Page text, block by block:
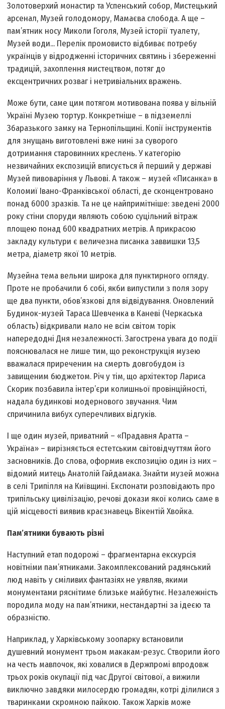
Золотоверхий монастир та Успенський собор, Мистецький
арсенал, Музей голодомору, Мамаєва слобода. А ще –
пам’ятник носу Миколи Гоголя, Музей історії туалету,
Музей води... Перелік промовисто відбиває потребу
українців у відродженні історичних святинь і збереженні
традицій, захоплення мистецтвом, потяг до
ексцентричних розваг і нетривіальних вражень.
Може бути, саме цим потягом мотивована поява у вільній
Україні Музею тортур. Конкретніше – в підземеллі
Збаразького замку на Тернопільщині. Копії інструментів
для знущань виготовлені вже нині за суворого
дотримання старовинних креслень. У категорію
незвичайних експозицій вписується й перший у державі
Музей пивоваріння у Львові. А також – музей «Писанка» в
Коломиї Івано-Франківської області, де сконцентровано
понад 6000 зразків. Та не це найпримітніше: зведені 2000
року стіни споруди являють собою суцільний вітраж
площею понад 600 квадратних метрів. А прикрасою
закладу культури є величезна писанка заввишки 13,5
метра, діаметр якої 10 метрів.
Музейна тема вельми широка для пунктирного огляду.
Проте не пробачили б собі, якби випустили з поля зору
ще два пункти, обов’язкові для відвідування. Оновлений
Будинок-музей Тараса Шевченка в Каневі (Черкаська
область) відкривали мало не всім світом торік
напередодні Дня незалежності. Загострена увага до події
пояснювалася не лише тим, що реконструкція музею
вважалася приреченим на смерть довгобудом із
завищеним бюджетом. Річ у тім, що архітектор Лариса
Скорик позбавила інтер’єри колишньої провінційності,
надала будинкові модернового звучання. Чим
спричинила вибух суперечливих відгуків.
І ще один музей, приватний – «Прадавня Аратта –
Україна» – вирізняється естетським світовідчуттям його
засновників. До слова, оформив експозицію один із них –
відомий митець Анатолій Гайдамака. Знайти музей можна
в селі Трипілля на Київщині. Експонати розповідають про
трипільську цивілізацію, речові докази якої колись саме в
цій місцевості виявив краєзнавець Вікентій Хвойка.
Пам’ятники бувають різні
Наступний етап подорожі – фрагментарна екскурсія
новітніми пам’ятниками. Закомплексований радянський
люд навіть у сміливих фантазіях не уявляв, якими
монументами ряснітиме близьке майбутнє. Незалежність
породила моду на пам’ятники, нестандартні за ідеєю та
образністю.
Наприклад, у Харківському зоопарку встановили
душевний монумент трьом макакам-резус. Створили його
на честь мавпочок, які ховалися в Держпромі впродовж
трьох років окупації під час Другої світової, а вижили
виключно завдяки милосердю громадян, котрі ділилися з
тваринками скромною пайкою. Також Харків може